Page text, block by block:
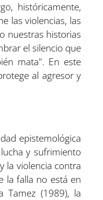
históricamente,
las violencias, las
nuestras historias
el silencio que
mata". En este
al agresor y
epistemológica
y sufrimiento
la violencia contra
la falla no está en
Tamez (1989), la